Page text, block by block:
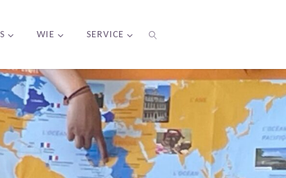
WIE SERVICE
SEARCH